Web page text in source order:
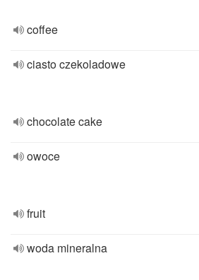
coffee
ciasto czekoladowe
chocolate cake
owoce
fruit
woda mineralna